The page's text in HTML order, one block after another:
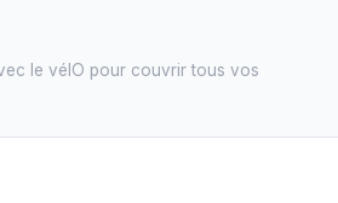
le vélO pour couvrir tous vos